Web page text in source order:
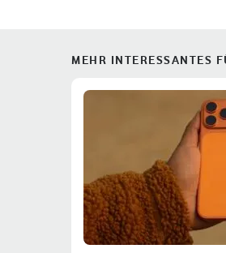
MEHR INTERESSANTES